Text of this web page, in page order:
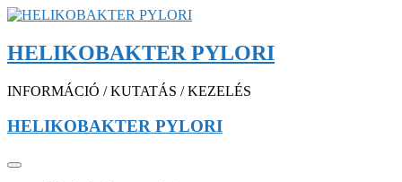
HELIKOBAKTER PYLORI
INFORMÁCIÓ / KUTATÁS / KEZELÉS
HELIKOBAKTER PYLORI